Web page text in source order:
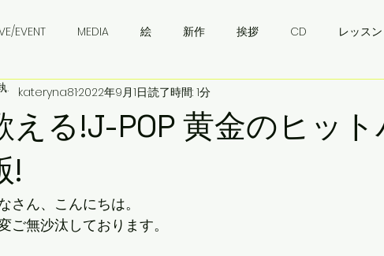
EVENT MEDIA 絵 新作 挨拶 CD レッスン
ウクライナ料理・ウクライナワイン会
える!J-POP 黄金のヒッ
!
kateryna812022年9月1日読了時間: 1分
さん、こんにちは。
ご無沙汰しております。